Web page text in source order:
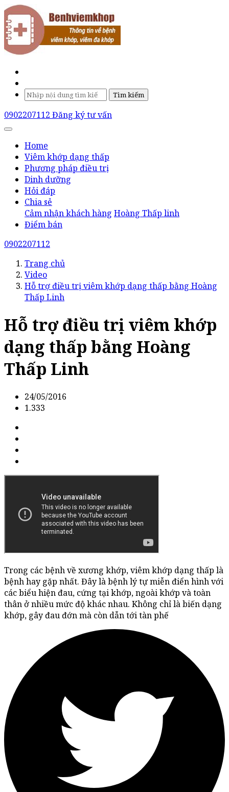
Tìm kiếm
0902207112 Đăng ký tư vấn
Home
Viêm khớp dạng thấp
Phương pháp điều trị
Dinh dưỡng
Hỏi đáp
Chia sẻ
Cảm nhận khách hàng Hoàng Thấp linh
Điểm bán
0902207112
Trang chủ
Video
Hỗ trợ điều trị viêm khớp dạng thấp bằng Hoàng
Thấp Linh
Hỗ trợ điều trị viêm khớp
dạng thấp bằng Hoàng
Thấp Linh
24/05/2016
1.333
Trong các bệnh về xương khớp, viêm khớp dạng thấp là
bệnh hay gặp nhất. Đây là bệnh lý tự miễn điển hình với
các biểu hiện đau, cứng tại khớp, ngoài khớp và toàn
thân ở nhiều mức độ khác nhau. Không chỉ là biến dạng
khớp, gây đau đớn mà còn dẫn tới tàn phế